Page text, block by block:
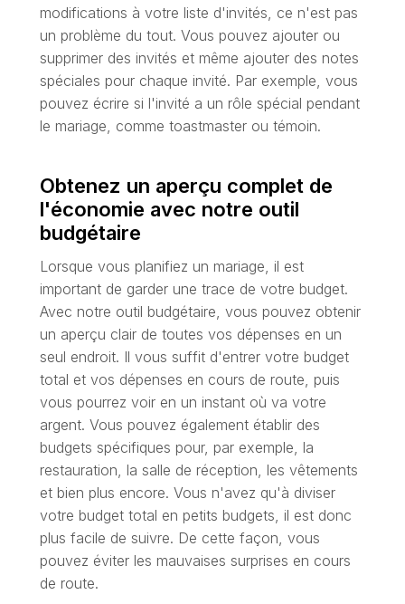
modifications à votre liste d'invités, ce n'est pas
un problème du tout. Vous pouvez ajouter ou
supprimer des invités et même ajouter des notes
spéciales pour chaque invité. Par exemple, vous
pouvez écrire si l'invité a un rôle spécial pendant
le mariage, comme toastmaster ou témoin.
Obtenez un aperçu complet de
l'économie avec notre outil
budgétaire
Lorsque vous planifiez un mariage, il est
important de garder une trace de votre budget.
Avec notre outil budgétaire, vous pouvez obtenir
un aperçu clair de toutes vos dépenses en un
seul endroit. Il vous suffit d'entrer votre budget
total et vos dépenses en cours de route, puis
vous pourrez voir en un instant où va votre
argent. Vous pouvez également établir des
budgets spécifiques pour, par exemple, la
restauration, la salle de réception, les vêtements
et bien plus encore. Vous n'avez qu'à diviser
votre budget total en petits budgets, il est donc
plus facile de suivre. De cette façon, vous
pouvez éviter les mauvaises surprises en cours
de route.